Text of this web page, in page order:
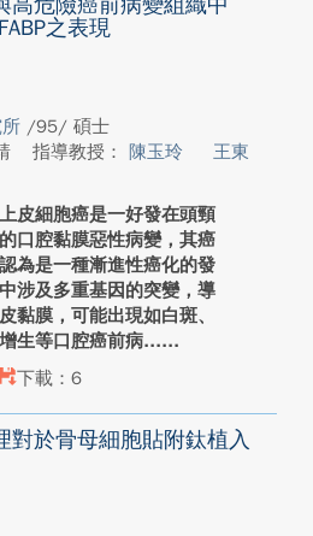
之表現
/95/ 碩士
指導教授： 陳玉玲
王東
皮細胞癌是一好發在頭頸
口腔黏膜惡性病變，其癌
為是一種漸進性癌化的發
涉及多重基因的突變，導
黏膜，可能出現如白斑、
生等口腔癌前病...
下載：6
對於骨母細胞貼附鈦植入